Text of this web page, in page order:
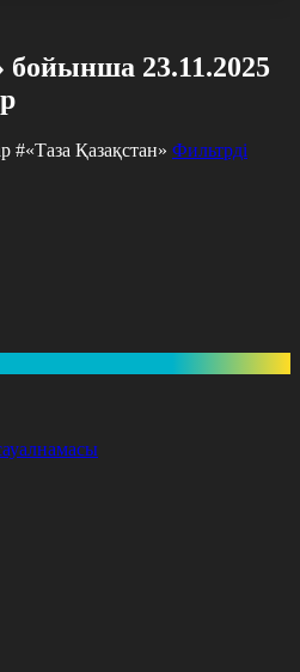
бойынша 23.11.2025
#«Таза Қазақстан» Фильтрді